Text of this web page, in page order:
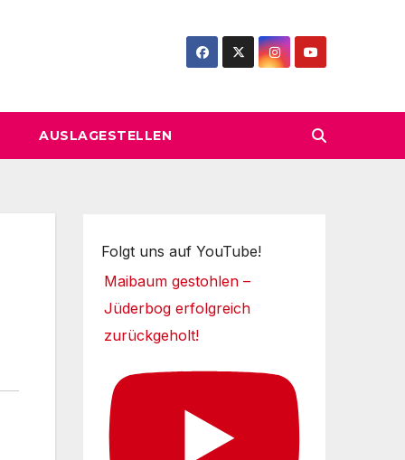
AUSLAGESTELLEN
Folgt uns auf YouTube!
Maibaum gestohlen –
Jüderbog erfolgreich
zurückgeholt!